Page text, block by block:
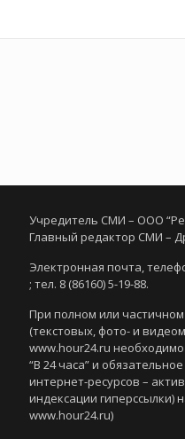
Учредитель СМИ – ООО
Главный редактор СМИ –
Электронная почта,
; тел. 8 (86160) 5-19-88.
При полном или
(текстовых, фото- и
www.hour24.ru
“В 24 часа” и
интернет-ресурсов –
индексации гиперссылки)
www.hour24.ru)